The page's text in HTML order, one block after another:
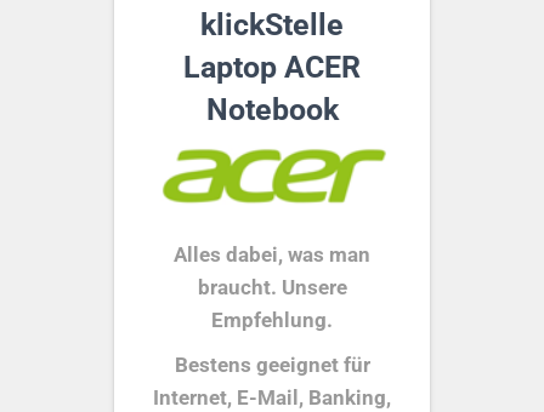
klickStelle
Laptop ACER
Notebook
Alles dabei, was man
braucht. Unsere
Empfehlung.
Bestens geeignet für
Internet, E-Mail, Banking,